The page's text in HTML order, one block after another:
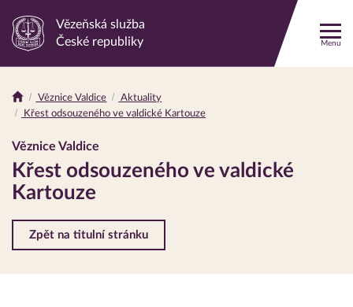
Odkaz
stránku
Vězeňská služba
České republiky
Menu
Drobečková
Věznice Valdice
Aktuality
Křest odsouzeného ve valdické Kartouze
Věznice Valdice
Křest odsouzeného ve valdické
Kartouze
Zpět na titulní stránku